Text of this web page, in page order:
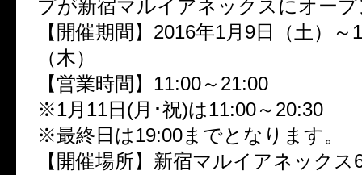
プが新宿マルイアネックスにオー
【開催期間】2016年1月9日（土）～
（木）
【営業時間】11:00～21:00
※1月11日(月･祝)は11:00～20:30
※最終日は19:00までとなります。
【開催場所】新宿マルイアネック